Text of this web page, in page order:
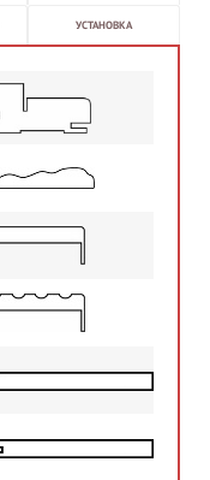
УСТАНОВКА